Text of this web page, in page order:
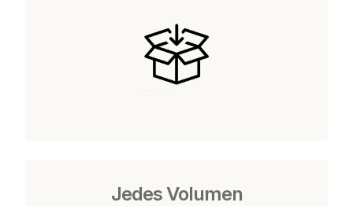
Jedes Volumen